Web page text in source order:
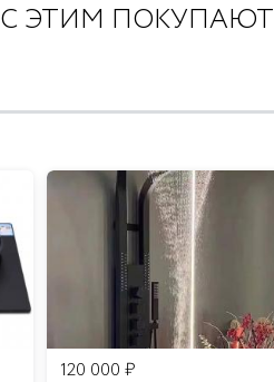
С ЭТИМ ПОКУПАЮТ
120 000 ₽